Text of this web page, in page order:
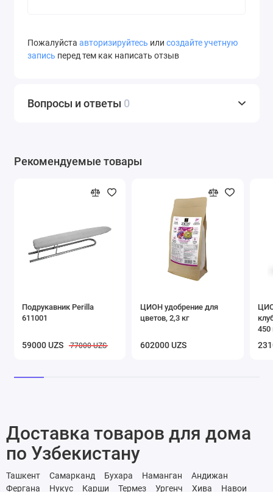
Пожалуйста авторизируйтесь или создайте учетную
запись перед тем как написать отзыв
Вопросы и ответы 0
Рекомендуемые товары
Подрукавник Perilla
611001
59000 UZS 77000 UZS
ЦИОН удобрение для
цветов, 2,3 кг
602000 UZS
450
Доставка товаров для дома
по Узбекистану
Ташкент Самарканд Бухара Наманган
Андижан
Фергана
Нукус Карши Термез Ургенч Хива Навои